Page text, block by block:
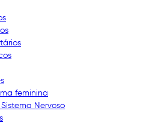
feminina
Nervoso